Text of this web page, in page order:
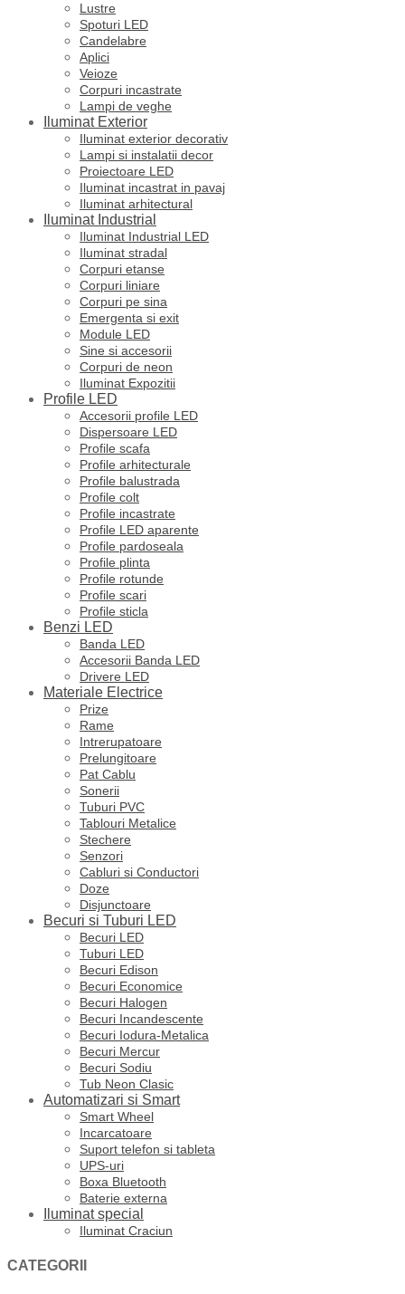
Lustre
Spoturi LED
Candelabre
Aplici
Veioze
Corpuri incastrate
Lampi de veghe
Iluminat Exterior
Iluminat exterior decorativ
Lampi si instalatii decor
Proiectoare LED
Iluminat incastrat in pavaj
Iluminat arhitectural
Iluminat Industrial
Iluminat Industrial LED
Iluminat stradal
Corpuri etanse
Corpuri liniare
Corpuri pe sina
Emergenta si exit
Module LED
Sine si accesorii
Corpuri de neon
Iluminat Expozitii
Profile LED
Accesorii profile LED
Dispersoare LED
Profile scafa
Profile arhitecturale
Profile balustrada
Profile colt
Profile incastrate
Profile LED aparente
Profile pardoseala
Profile plinta
Profile rotunde
Profile scari
Profile sticla
Benzi LED
Banda LED
Accesorii Banda LED
Drivere LED
Materiale Electrice
Prize
Rame
Intrerupatoare
Prelungitoare
Pat Cablu
Sonerii
Tuburi PVC
Tablouri Metalice
Stechere
Senzori
Cabluri si Conductori
Doze
Disjunctoare
Becuri si Tuburi LED
Becuri LED
Tuburi LED
Becuri Edison
Becuri Economice
Becuri Halogen
Becuri Incandescente
Becuri Iodura-Metalica
Becuri Mercur
Becuri Sodiu
Tub Neon Clasic
Automatizari si Smart
Smart Wheel
Incarcatoare
Suport telefon si tableta
UPS-uri
Boxa Bluetooth
Baterie externa
Iluminat special
Iluminat Craciun
CATEGORII